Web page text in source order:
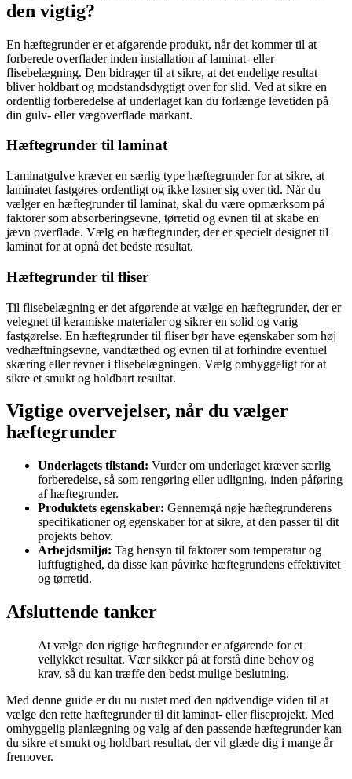
den vigtig?
En hæftegrunder er et afgørende produkt, når det kommer til at
forberede overflader inden installation af laminat- eller
flisebelægning. Den bidrager til at sikre, at det endelige resultat
bliver holdbart og modstandsdygtigt over for slid. Ved at sikre en
ordentlig forberedelse af underlaget kan du forlænge levetiden på
din gulv- eller vægoverflade markant.
Hæftegrunder til laminat
Laminatgulve kræver en særlig type hæftegrunder for at sikre, at
laminatet fastgøres ordentligt og ikke løsner sig over tid. Når du
vælger en hæftegrunder til laminat, skal du være opmærksom på
faktorer som absorberingsevne, tørretid og evnen til at skabe en
jævn overflade. Vælg en hæftegrunder, der er specielt designet til
laminat for at opnå det bedste resultat.
Hæftegrunder til fliser
Til flisebelægning er det afgørende at vælge en hæftegrunder, der er
velegnet til keramiske materialer og sikrer en solid og varig
fastgørelse. En hæftegrunder til fliser bør have egenskaber som høj
vedhæftningsevne, vandtæthed og evnen til at forhindre eventuel
skæring eller revner i flisebelægningen. Vælg omhyggeligt for at
sikre et smukt og holdbart resultat.
Vigtige overvejelser, når du vælger
hæftegrunder
Underlagets tilstand: Vurder om underlaget kræver særlig
forberedelse, så som rengøring eller udligning, inden påføring
af hæftegrunder.
Produktets egenskaber: Gennemgå nøje hæftegrunderens
specifikationer og egenskaber for at sikre, at den passer til dit
projekts behov.
Arbejdsmiljø: Tag hensyn til faktorer som temperatur og
luftfugtighed, da disse kan påvirke hæftegrundens effektivitet
og tørretid.
Afsluttende tanker
At vælge den rigtige hæftegrunder er afgørende for et
vellykket resultat. Vær sikker på at forstå dine behov og
krav, så du kan træffe den bedst mulige beslutning.
Med denne guide er du nu rustet med den nødvendige viden til at
vælge den rette hæftegrunder til dit laminat- eller fliseprojekt. Med
omhyggelig planlægning og valg af den passende hæftegrunder kan
du sikre et smukt og holdbart resultat, der vil glæde dig i mange år
fremover.